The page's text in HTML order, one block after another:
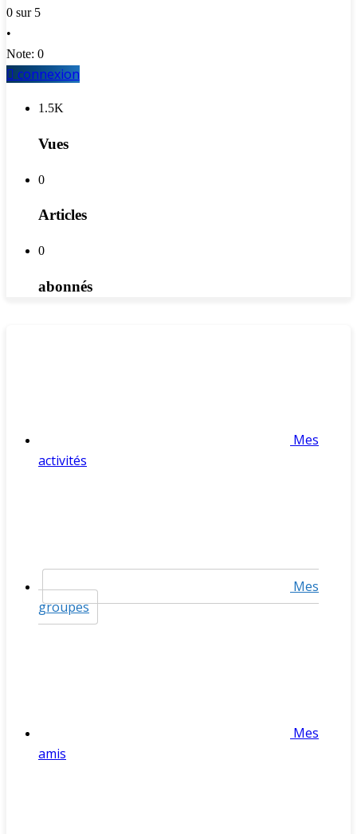
0 sur 5
•
Note: 0
connexion
1.5K
Vues
0
Articles
0
abonnés
Mes
activités
Mes
groupes
Mes
amis